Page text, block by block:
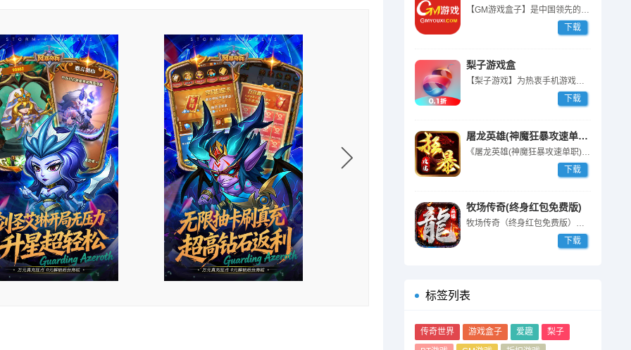
【GM游戏盒子】是中国领先的GM版手机游戏盒子平台，返利一键提交，GM...
下载
梨子游戏盒
【梨子游戏】为热衷手机游戏用户量身定制的手游盒子APP，其中拥有海量最...
下载
屠龙英雄(神魔狂暴攻速单职)
《屠龙英雄(神魔狂暴攻速单职)》是一款1.80单职业版本传奇手游。体验...
下载
牧场传奇(终身红包免费版)
牧场传奇（终身红包免费版）是一款全新经典单职业中变免费版传奇，每天登录...
下载
标签列表
传奇世界 游戏盒子 爱趣
梨子